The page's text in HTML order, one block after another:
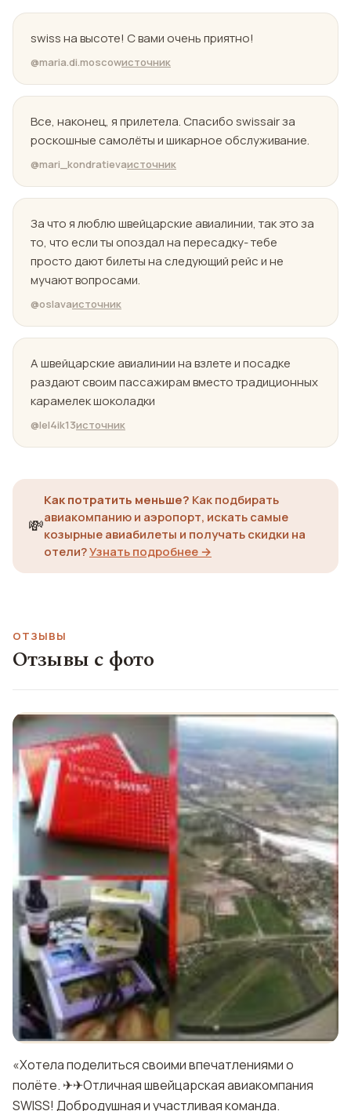
swiss на высоте! С вами очень приятно!
@maria.di.moscowисточник
Все, наконец, я прилетела. Спасибо swissair за
роскошные самолёты и шикарное обслуживание.
@mari_kondratievaисточник
За что я люблю швейцарские авиалинии, так это за
то, что если ты опоздал на пересадку- тебе
просто дают билеты на следующий рейс и не
мучают вопросами.
@oslavaисточник
А швейцарские авиалинии на взлете и посадке
раздают своим пассажирам вместо традиционных
карамелек шоколадки
@lel4ik13источник
💸
Как потратить меньше? Как подбирать
авиакомпанию и аэропорт, искать самые
козырные авиабилеты и получать скидки на
отели?Узнать подробнее →
ОТЗЫВЫ
Отзывы с фото
«Хотела поделиться своими впечатлениями о
полёте. ✈✈Отличная швейцарская авиакомпания
SWISS! Добродушная и участливая команда.